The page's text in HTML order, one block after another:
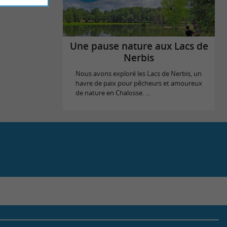
Une pause nature aux Lacs de
Nerbis
Nous avons exploré les Lacs de Nerbis, un
havre de paix pour pêcheurs et amoureux
de nature en Chalosse. ...